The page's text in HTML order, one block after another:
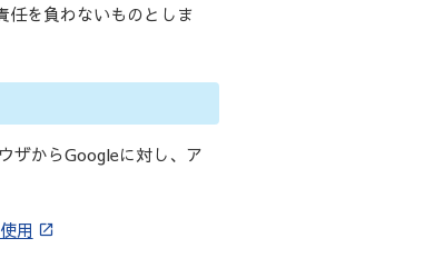
任を負わないものとしま
ザからGoogleに対し、ア
用